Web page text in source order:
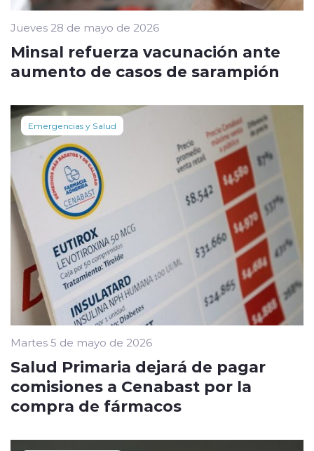
Jueves 28 de mayo de 2026
Minsal refuerza vacunación ante
aumento de casos de sarampión
Emergencias y Salud
Martes 5 de mayo de 2026
Salud Primaria dejará de pagar
comisiones a Cenabast por la
compra de fármacos